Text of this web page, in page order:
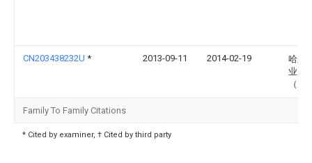
CN203438232U * 2013-09-11 2014-02-19
哈尔
业大
（威
Family To Family Citations
* Cited by examiner, † Cited by third party